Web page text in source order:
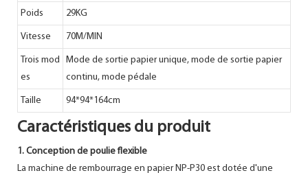
Poids 29KG
Vitesse 70M/MIN
Trois mod
es
Mode de sortie papier unique, mode de sortie papier
continu, mode pédale
Taille 94*94*164cm
Caractéristiques du produit
1. Conception de poulie flexible
La machine de rembourrage en papier NP-P30 est dotée d'une